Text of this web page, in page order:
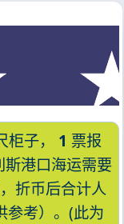
柜子， 1 票报
港口海运需要
折币后合计人
考）。(此为